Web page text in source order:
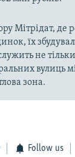
Мітрідат, де
їх
не
вулиць
зона.
Follow us